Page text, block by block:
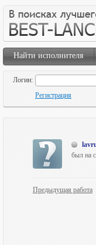
Найти исполнителя
Логин:
Регистрация
был на
Предыдущая работа